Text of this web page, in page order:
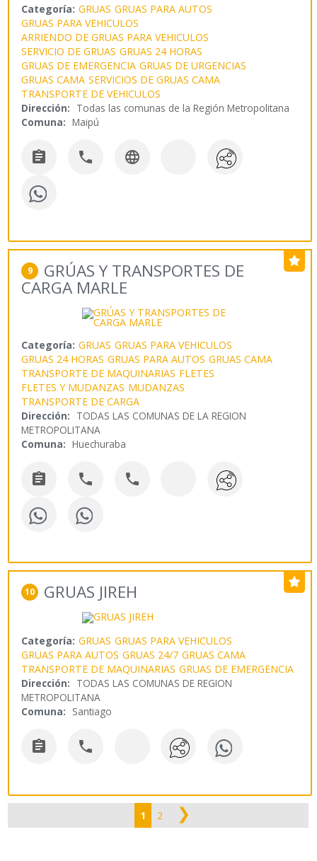
Categoría: GRUAS GRUAS PARA AUTOS
GRUAS PARA VEHICULOS
ARRIENDO DE GRUAS PARA VEHICULOS
SERVICIO DE GRUAS GRUAS 24 HORAS
GRUAS DE EMERGENCIA GRUAS DE URGENCIAS
GRUAS CAMA SERVICIOS DE GRUAS CAMA
TRANSPORTE DE VEHICULOS
Dirección: Todas las comunas de la Región Metropolitana
Comuna: Maipú
  
9 GRÚAS Y TRANSPORTES DE
CARGA MARLE
Categoría: GRUAS GRUAS PARA VEHICULOS
GRUAS 24 HORAS GRUAS PARA AUTOS GRUAS CAMA
TRANSPORTE DE MAQUINARIAS FLETES
FLETES Y MUDANZAS MUDANZAS
TRANSPORTE DE CARGA
Dirección: TODAS LAS COMUNAS DE LA REGION
METROPOLITANA
Comuna: Huechuraba
  
10 GRUAS JIREH
Categoría: GRUAS GRUAS PARA VEHICULOS
GRUAS PARA AUTOS GRUAS 24/7 GRUAS CAMA
TRANSPORTE DE MAQUINARIAS GRUAS DE EMERGENCIA
Dirección: TODAS LAS COMUNAS DE REGION
METROPOLITANA
Comuna: Santiago
 
1 2 ❯